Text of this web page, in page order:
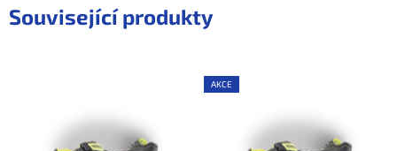
Související produkty
AKCE